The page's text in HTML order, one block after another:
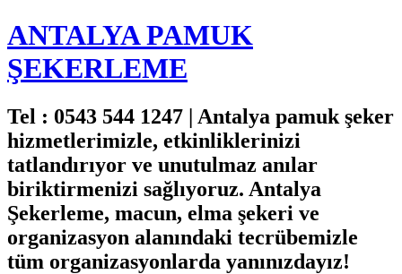
ANTALYA PAMUK
ŞEKERLEME
Tel : 0543 544 1247 | Antalya pamuk şeker
hizmetlerimizle, etkinliklerinizi
tatlandırıyor ve unutulmaz anılar
biriktirmenizi sağlıyoruz. Antalya
Şekerleme, macun, elma şekeri ve
organizasyon alanındaki tecrübemizle
tüm organizasyonlarda yanınızdayız!